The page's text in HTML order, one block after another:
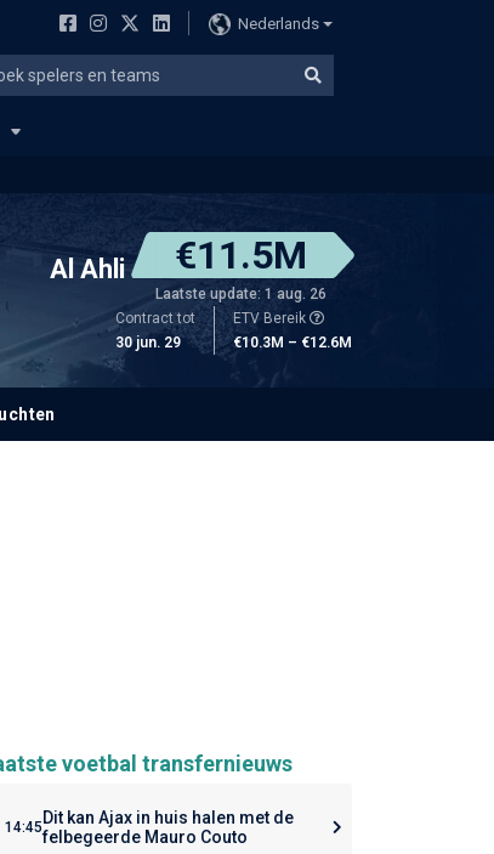
Nederlands
Al Ahli €11.5M
Laatste update: 1 aug. 26
Contract tot
30 jun. 29
ETV Bereik
€10.3M – €12.6M
voetbal transfernieuws
14:45 Dit kan Ajax in huis halen met de
felbegeerde Mauro Couto